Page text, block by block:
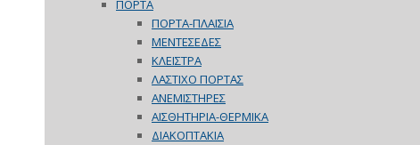
ΠΟΡΤΑ
ΠΟΡΤΑ-ΠΛΑΙΣΙΑ
ΜΕΝΤΕΣΕΔΕΣ
ΚΛΕΙΣΤΡΑ
ΛΑΣΤΙΧΟ ΠΟΡΤΑΣ
ΑΝΕΜΙΣΤΗΡΕΣ
ΑΙΣΘΗΤΗΡΙΑ-ΘΕΡΜΙΚΑ
ΔΙΑΚΟΠΤΑΚΙΑ